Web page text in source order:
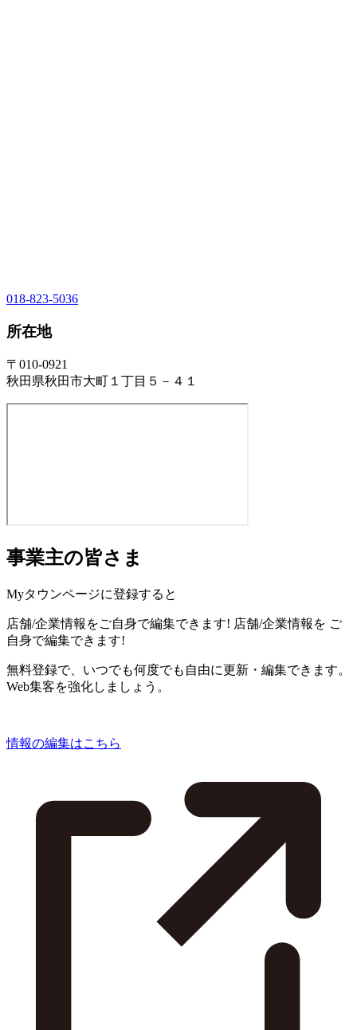
018-823-5036
所在地
〒010-0921
秋田県秋田市大町１丁目５－４１
事業主の皆さま
Myタウンページに登録すると
店舗/企業情報をご自身で編集できます! 店舗/企業情報を ご
自身で編集できます!
無料登録で、いつでも何度でも自由に更新・編集できます。
Web集客を強化しましょう。
情報の編集はこちら